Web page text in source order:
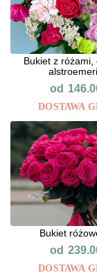
Bukiet z różami,
od
DOSTAWA
Bukiet
od
DOSTAWA